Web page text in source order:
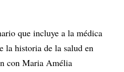
que incluye a la médica
la historia de la salud en
con Maria Amélia